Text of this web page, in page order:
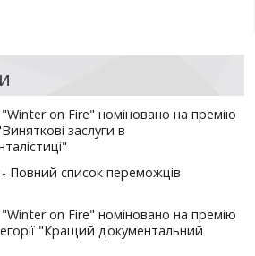
"Winter on Fire" номіновано на премію
заслуги в
Повний список переможців
"Winter on Fire" номіновано на премію
"Кращий документальний